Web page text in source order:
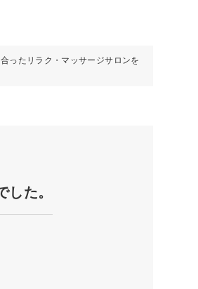
ったリラク・マッサージサロンを
た。